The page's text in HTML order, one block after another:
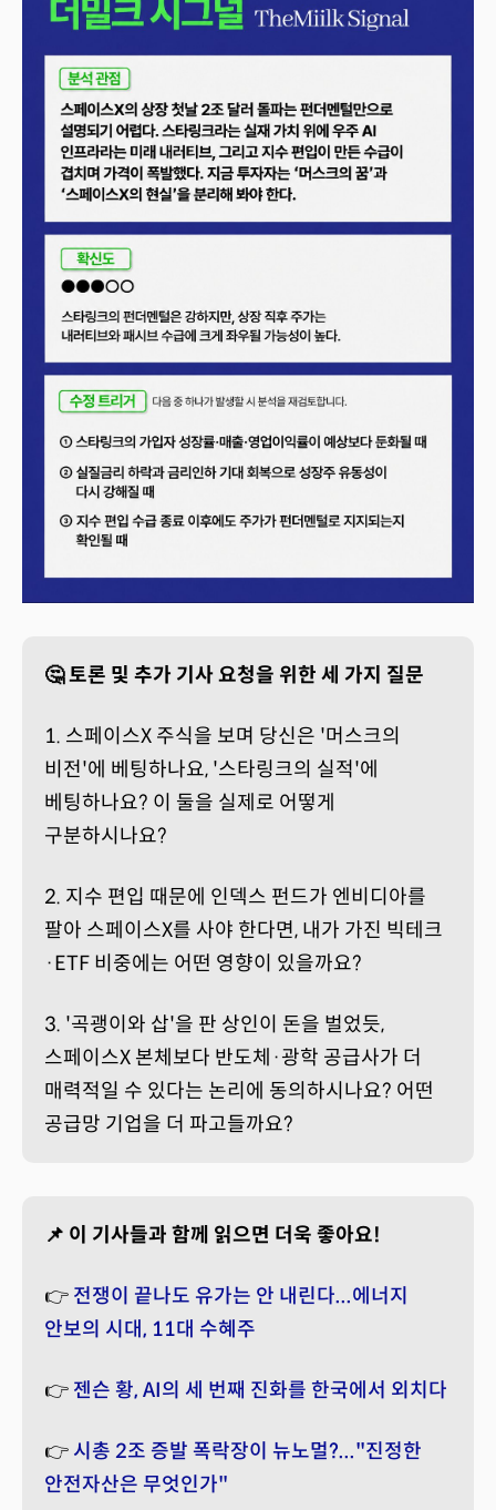
🤔 토론 및 추가 기사 요청을 위한 세 가지 질문
1. 스페이스X 주식을 보며 당신은 '머스크의
비전'에 베팅하나요, '스타링크의 실적'에
베팅하나요? 이 둘을 실제로 어떻게
구분하시나요?
2. 지수 편입 때문에 인덱스 펀드가 엔비디아를
팔아 스페이스X를 사야 한다면, 내가 가진 빅테크
·ETF 비중에는 어떤 영향이 있을까요?
3. '곡괭이와 삽'을 판 상인이 돈을 벌었듯,
스페이스X 본체보다 반도체·광학 공급사가 더
매력적일 수 있다는 논리에 동의하시나요? 어떤
공급망 기업을 더 파고들까요?
📌 이 기사들과 함께 읽으면 더욱 좋아요!
👉 전쟁이 끝나도 유가는 안 내린다...에너지
안보의 시대, 11대 수혜주
👉 젠슨 황, AI의 세 번째 진화를 한국에서 외치다
👉 시총 2조 증발 폭락장이 뉴노멀?..."진정한
안전자산은 무엇인가"